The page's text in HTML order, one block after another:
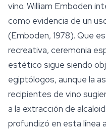
vino. William Emboden
como evidencia de un
(Emboden, 1978). Que
recreativa, ceremonia
estético sigue siendo
egiptólogos, aunque la
recipientes de vino
a la extracción de
profundizó en esta línea